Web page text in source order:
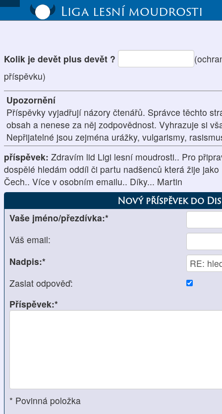
Liga lesní moudrosti
Kolik je devět plus devět ?
příspěvku)
Upozornění
Příspěvky vyjadřují názory čtenářů. Správce těchto
obsah a nenese za něj zodpovědnost. Vyhrazuje si
Nepřijatelné jsou zejména urážky, vulgarismy,
příspěvek: Zdravím lid Ligi lesní moudrosti.. Pro
dospělé hledám oddíl či partu nadšenců která žije
Čech.. Více v osobním emailu.. Díky... Martin
Nový příspěvek do
Vaše jméno/přezdívka:*
Váš email:
Nadpis:*
Zaslat odpověď:
Příspěvek:*
* Povinná položka